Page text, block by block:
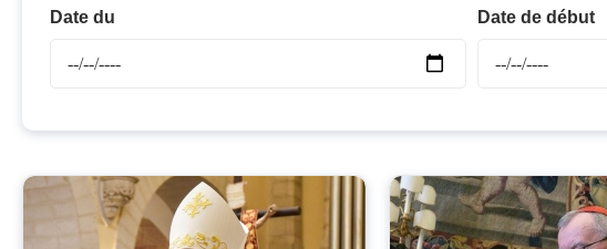
Date du Date de début
Nouvelles